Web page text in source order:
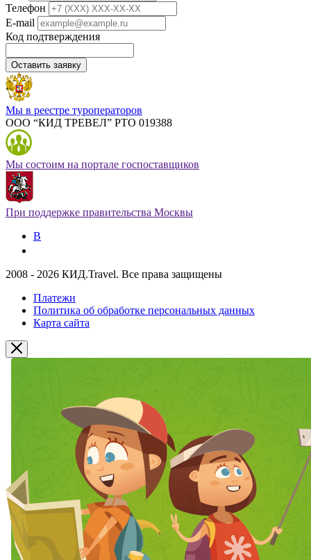
Телефон
E-mail
Код подтверждения
Оставить заявку
Мы в реестре туроператоров
ООО “КИД ТРЕВЕЛ” РТО 019388
Мы состоим на портале госпоставщиков
При поддержке правительства Москвы
В
2008 - 2026 КИД.Travel. Все права защищены
Платежи
Политика об обработке персональных данных
Карта сайта